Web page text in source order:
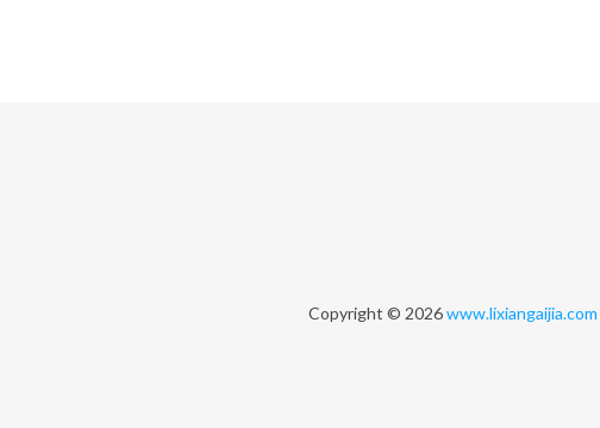
Copyright © 2026www.lixiangaijia.com